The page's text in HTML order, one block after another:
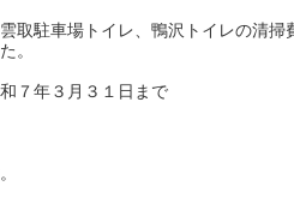
取駐車場トイレ、鴨沢トイレの清
。
７年３月３１日まで